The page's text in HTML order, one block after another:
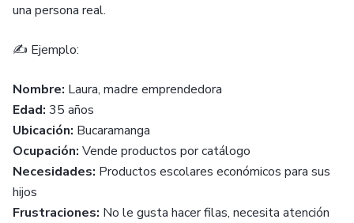
una persona real.
✍️ Ejemplo:
Nombre: Laura, madre emprendedora
Edad: 35 años
Ubicación: Bucaramanga
Ocupación: Vende productos por catálogo
Necesidades: Productos escolares económicos para sus
hijos
Frustraciones: No le gusta hacer filas, necesita atención